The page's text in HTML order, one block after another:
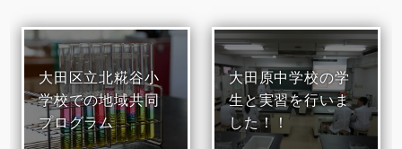
大田区立北糀谷小
学校での地域共同
プログラム
大田原中学校の学
生と実習を行いま
した！！